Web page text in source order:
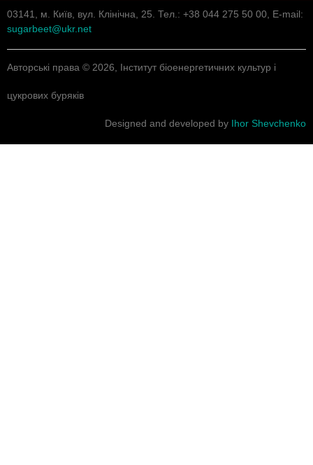
03141, м. Київ, вул. Клінічна, 25. Тел.: +38 044 275 50 00, E-mail:
sugarbeet@ukr.net
Авторські права © 2026, Інститут біоенергетичних культур і
цукрових буряків
Designed and developed by Ihor Shevchenko